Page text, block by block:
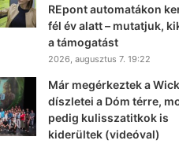
REpont automatákon
fél év alatt – mutatjuk,
a támogatást
2026, augusztus 7. 19:22
Már megérkeztek a
díszletei a Dóm térre,
pedig kulisszatitkok is
kiderültek (videóval)